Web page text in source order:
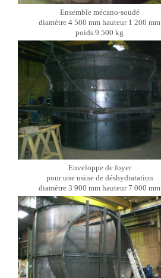
Ensemble mécano-soudé
diamètre 4 500 mm hauteur 1 200 mm
poids 9 500 kg
Enveloppe de foyer
pour une usine de déshydratation
diamètre 3 900 mm hauteur 7 000 mm